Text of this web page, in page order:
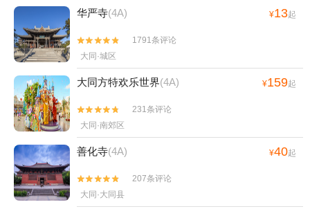
华严寺(4A) ¥13起


1791条评论
大同·城区
大同方特欢乐世界(4A) ¥159起


231条评论
大同·南郊区
善化寺(4A) ¥40起


207条评论
大同·大同县